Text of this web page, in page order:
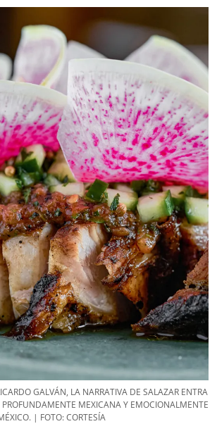
GALVÁN, LA NARRATIVA DE SALAZAR ENTRA
MEXICANA Y EMOCIONALMENTE
| FOTO: CORTESÍA